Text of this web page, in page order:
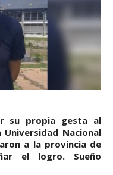
su propia gesta al
Nacional
a la provincia de
el logro. Sueño